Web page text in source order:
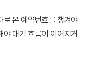
로 온 예약번호를 챙겨야
대기 흐름이 이어지거